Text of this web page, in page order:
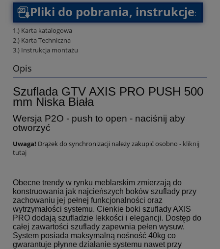
Pliki do pobrania, instrukcje:
1.) Karta katalogowa
2.) Karta Techniczna
3.) Instrukcja montażu
Opis
Szuflada GTV AXIS PRO PUSH 500
mm Niska Biała
Wersja P2O - push to open - naciśnij aby
otworzyć
Uwaga! Drążek do synchronizacji należy zakupić osobno - kliknij
tutaj
Obecne trendy w rynku meblarskim zmierzają do
konstruowania jak najcieńszych boków szuflady przy
zachowaniu jej pełnej funkcjonalności oraz
wytrzymałości systemu. Cienkie boki szuflady AXIS
PRO dodają szufladzie lekkości i elegancji. Dostęp do
całej zawartości szuflady zapewnia pełen wysuw.
System posiada maksymalną nośność 40kg co
gwarantuje płynne działanie systemu nawet przy